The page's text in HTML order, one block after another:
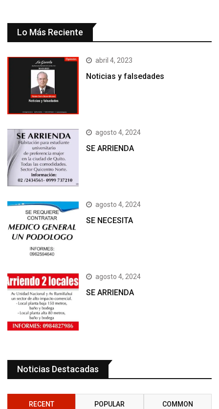
Lo Más Reciente
abril 4, 2023
Noticias y falsedades
agosto 4, 2024
SE ARRIENDA
agosto 4, 2024
SE NECESITA
agosto 4, 2024
SE ARRIENDA
Noticias Destacadas
RECENT POPULAR COMMON